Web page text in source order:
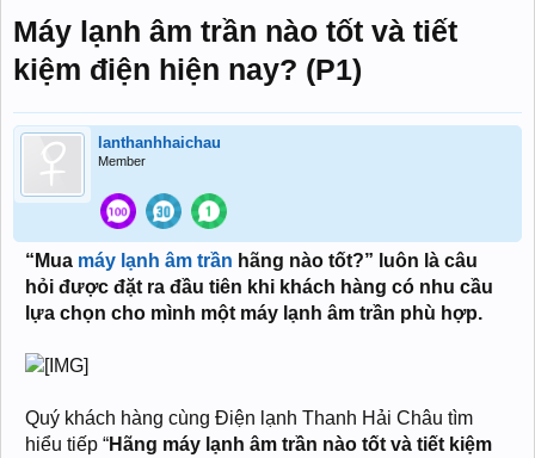
Máy lạnh âm trần nào tốt và tiết
kiệm điện hiện nay? (P1)
lanthanhhaichau
Member
“ Mua máy lạnh âm trần hãng nào tốt?” luôn là câu
hỏi được đặt ra đầu tiên khi khách hàng có nhu cầu
lựa chọn cho mình một máy lạnh âm trần phù hợp.
Quý khách hàng cùng Điện lạnh Thanh Hải Châu tìm
hiểu tiếp “Hãng máy lạnh âm trần nào tốt và tiết kiệm